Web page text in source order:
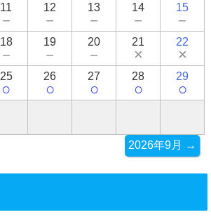
11
－
12
－
13
－
14
－
15
－
18
－
19
－
20
－
21
×
22
×
25
○
26
○
27
○
28
○
29
○
2026年9月 →